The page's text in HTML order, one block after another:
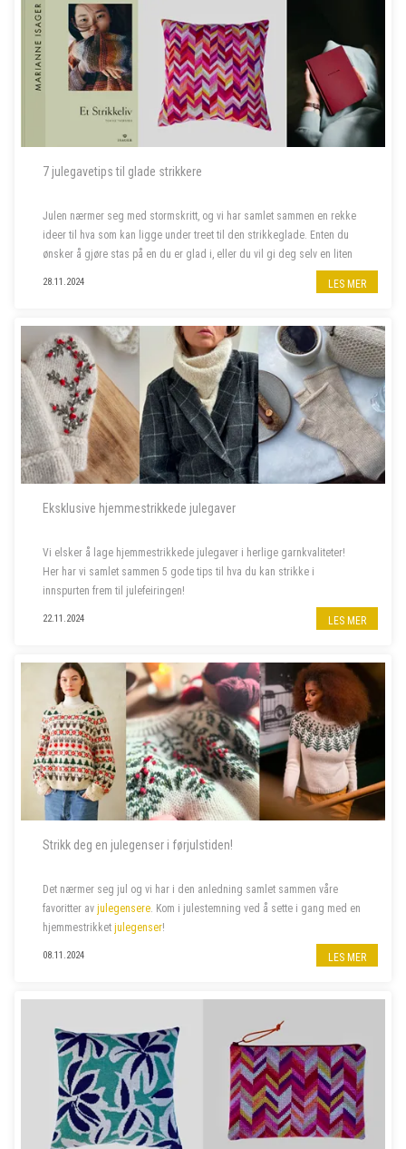
7 julegavetips til glade strikkere
Julen nærmer seg med stormskritt, og vi har samlet sammen en rekke
ideer til hva som kan ligge under treet til den strikkeglade. Enten du
ønsker å gjøre stas på en du er glad i, eller du vil gi deg selv en liten
28.11.2024 LES MER
Eksklusive hjemmestrikkede julegaver
Vi elsker å lage hjemmestrikkede julegaver i herlige garnkvaliteter!
Her har vi samlet sammen 5 gode tips til hva du kan strikke i
innspurten frem til julefeiringen!
22.11.2024 LES MER
Strikk deg en julegenser i førjulstiden!
Det nærmer seg jul og vi har i den anledning samlet sammen våre
favoritter av julegensere. Kom i julestemning ved å sette i gang med en
hjemmestrikket julegenser!
08.11.2024 LES MER